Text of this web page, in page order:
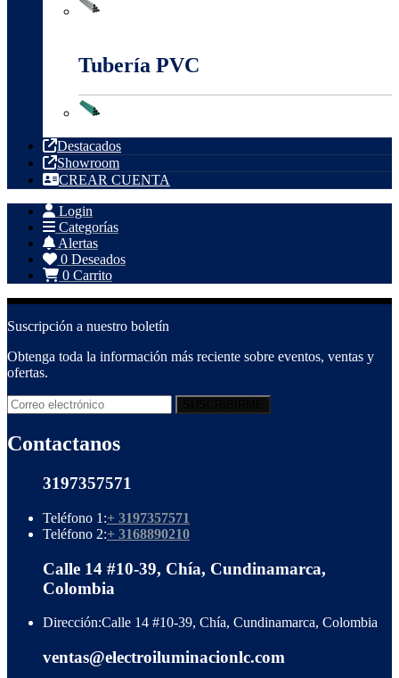
Tubería PVC
Destacados
Showroom
CREAR CUENTA
Login
Categorías
Alertas
0 Deseados
0 Carrito
Suscripción a nuestro boletín
Obtenga toda la información más reciente sobre eventos, ventas y
ofertas.
Contactanos
3197357571
Teléfono 1:+ 3197357571
Teléfono 2:+ 3168890210
Calle 14 #10-39, Chía, Cundinamarca,
Colombia
Dirección:Calle 14 #10-39, Chía, Cundinamarca, Colombia
ventas@electroiluminacionlc.com